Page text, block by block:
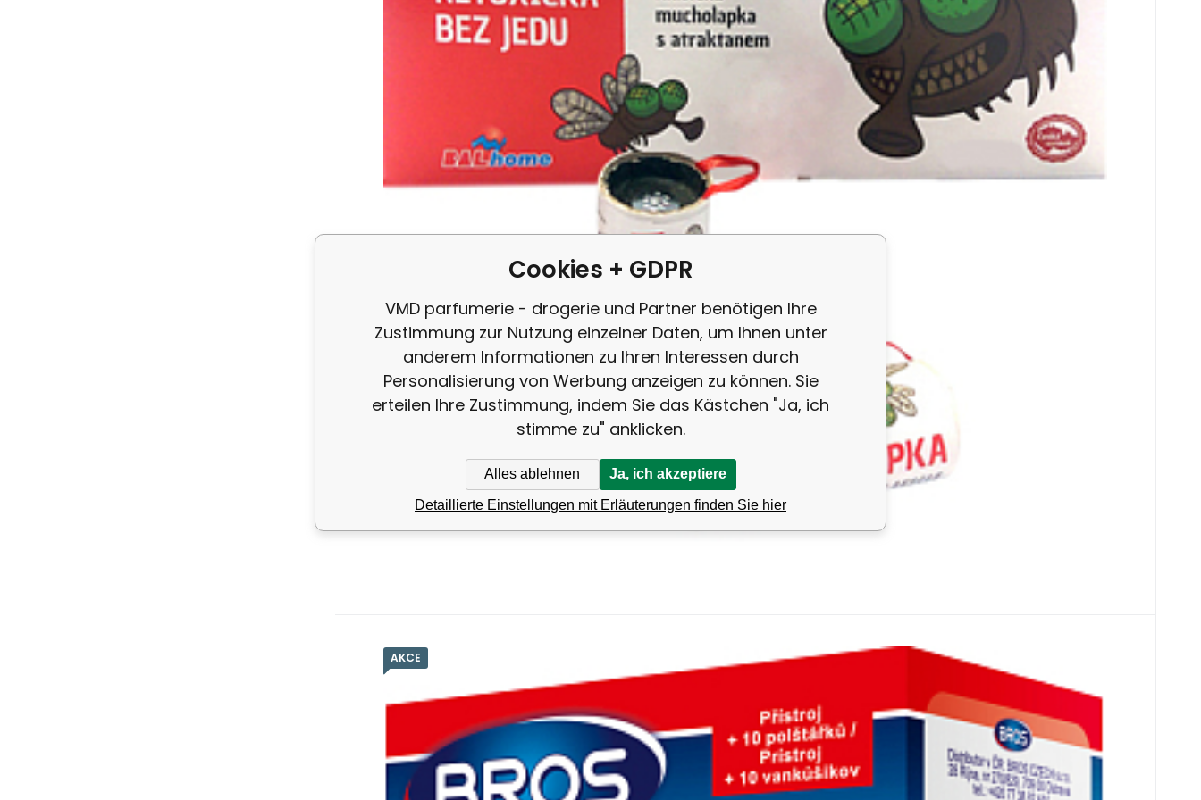
AKCE
Bros elektrischer Insektenschutzverdampfer + 10 Nachfüllkissen
2602711
Anbietercode:675711
5904517381131
4.87
auf Lager
Er ist zum Schutz des Raumes vor Stechmücken, Fliegen und anderem fliegenden Ungeziefer bestimmt, einfach zu
bedienen, im Lieferumfang sind Ersatzkissen enthalten, die insektizide Dämpfe eines Kissen schützen den Raum ca.
10 Stunden vor Stechmücken, kann auch mit flüssigem Nachfüller verwendet werden
Cookies + GDPR
VMD parfumerie - drogerie und Partner benötigen Ihre
Zustimmung zur Nutzung einzelner Daten, um Ihnen unter
anderem Informationen zu Ihren Interessen durch
Personalisierung von Werbung anzeigen zu können. Sie
erteilen Ihre Zustimmung, indem Sie das Kästchen "Ja, ich
stimme zu" anklicken.
Alles ablehnen Ja, ich akzeptiere
Detaillierte Einstellungen mit Erläuterungen finden Sie hier